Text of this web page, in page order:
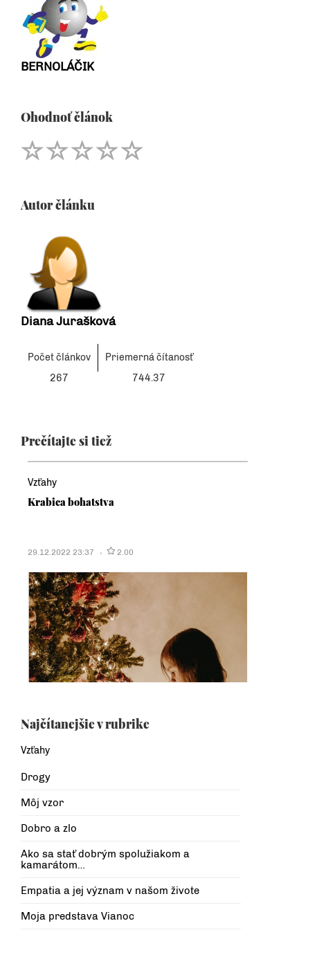
BERNOLÁČIK
Ohodnoť článok
Autor článku
Diana Jurašková
Počet článkov
Priemerná čítanosť
267
744.37
Prečítajte si tiež
Vzťahy
Krabica bohatstva
29.12.2022 23:37 2.00
Najčítanejšie v rubrike
Vzťahy
Drogy
Môj vzor
Dobro a zlo
Ako sa stať dobrým spolužiakom a
kamarátom…
Empatia a jej význam v našom živote
Moja predstava Vianoc